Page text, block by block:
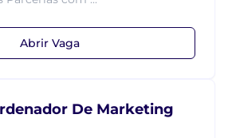
Abrir Vaga
De Marketing